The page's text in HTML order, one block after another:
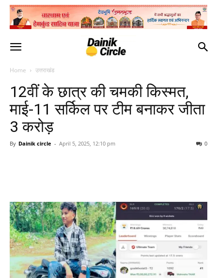
Home उत्तराखंड
12वीं के छात्र की चमकी किस्मत,
माई-11 सर्किल पर टीम बनाकर जीता
3 करोड़
By Dainik circle - April 5, 2025, 12:10 pm 0